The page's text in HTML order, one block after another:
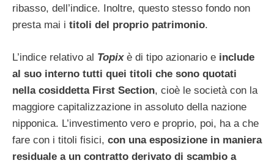
ribasso, dell’indice. Inoltre, questo stesso fondo non
presta mai i titoli del proprio patrimonio.
L’indice relativo al Topix è di tipo azionario e include
al suo interno tutti quei titoli che sono quotati
nella cosiddetta First Section, cioè le società con la
maggiore capitalizzazione in assoluto della nazione
nipponica. L’investimento vero e proprio, poi, ha a che
fare con i titoli fisici, con una esposizione in maniera
residuale a un contratto derivato di scambio a